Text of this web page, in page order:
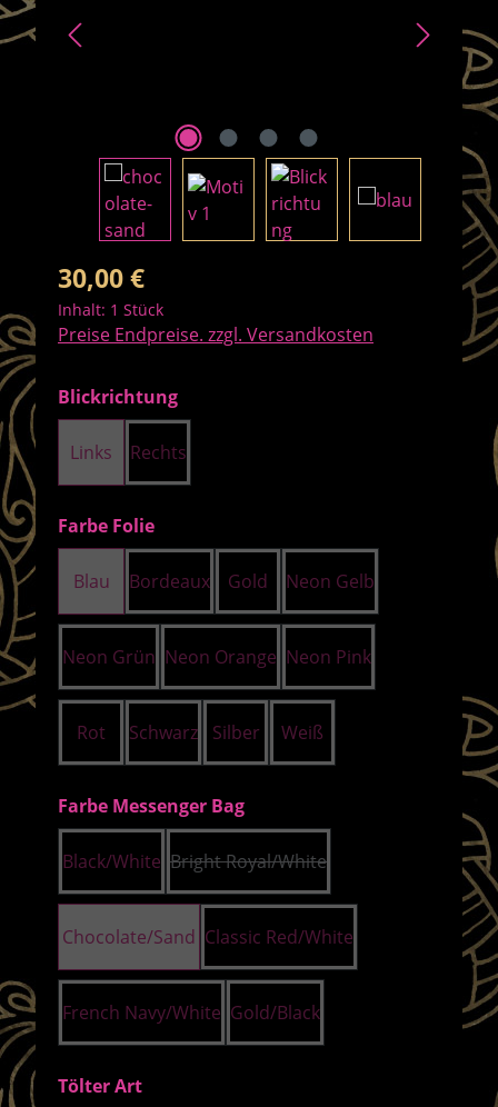
Regulärer Preis:
30,00 €
Inhalt: 1 Stück
Preise Endpreise. zzgl. Versandkosten
Blickrichtungauswählen
Links Rechts
Farbe Folieauswählen
Blau Bordeaux Gold Neon Gelb
Neon Grün Neon Orange Neon Pink
Rot Schwarz Silber Weiß
Farbe Messenger Bagauswählen
Black/White Bright Royal/White(Diese Option ist zurzeit nicht
Chocolate/Sand Classic Red/White
French Navy/White Gold/Black
Tölter Artauswählen